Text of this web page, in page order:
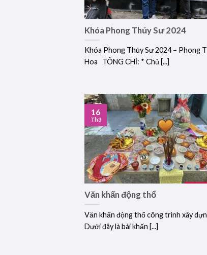
Khóa Phong Thủy Sư 2024
Khóa Phong Thủy Sư 2024 – Phong
Hoa TÔNG CHỈ: * Chủ [...]
Văn khấn động thổ
Văn khấn động thổ công trình xây
Dưới đây là bài khấn [...]
16
Th3